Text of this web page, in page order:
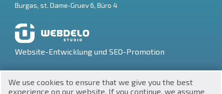
$
₴
Burgas, st. Dame‑Gruev 6, Büro 4
Website-Entwicklung und SEO-Promotion
We use cookies to ensure that we give you the best
experience on our website. If you continue, we assume